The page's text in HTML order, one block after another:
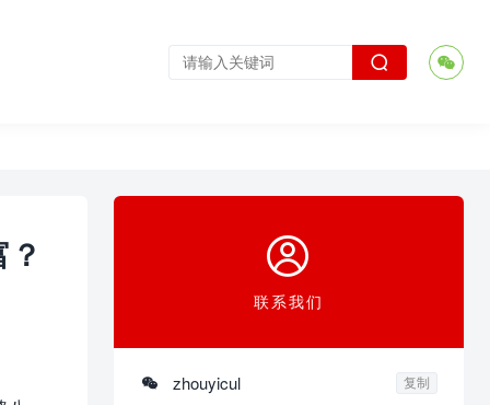



联系我们
 zhouyicul 复制